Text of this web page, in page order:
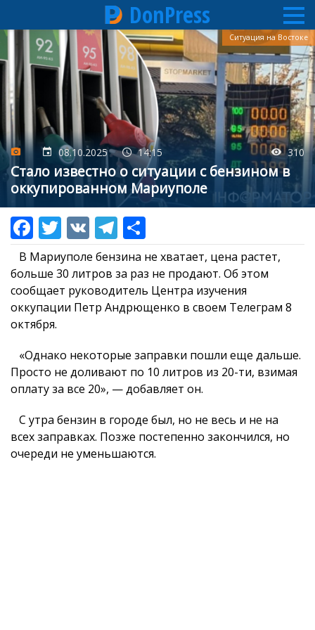
Перейти
к
основному
содержанию
DonPress
08.10.2025 14:15 310
Стало известно о ситуации с бензином в
оккупированном Мариуполе
Ситуация на Востоке
В Мариуполе бензина не хватает, цена растет,
больше 30 литров за раз не продают. Об этом
сообщает руководитель Центра изучения
оккупации Петр Андрющенко в своем Телеграм 8
октября.
«Однако некоторые заправки пошли еще дальше.
Просто не доливают по 10 литров из 20-ти, взимая
оплату за все 20», — добавляет он.
С утра бензин в городе был, но не весь и не на
всех заправках. Позже постепенно закончился, но
очереди не уменьшаются.